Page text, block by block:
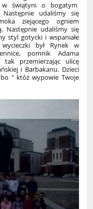
w świątyni o bogatym
Następnie udaliśmy się
ziejącego ogniem
Następnie udaliśmy się
styl gotycki i wspaniałe
był Rynek w
pomnik Adama
tak przemierzając ulicę
i Barbakanu. Dzieci
bo " któż wypowie Twoje